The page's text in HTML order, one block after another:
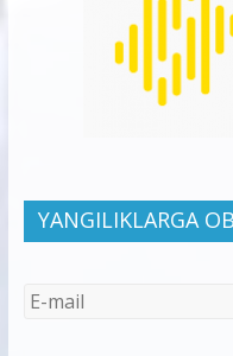
YANGILIKLARGA